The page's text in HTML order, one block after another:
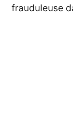
frauduleuse